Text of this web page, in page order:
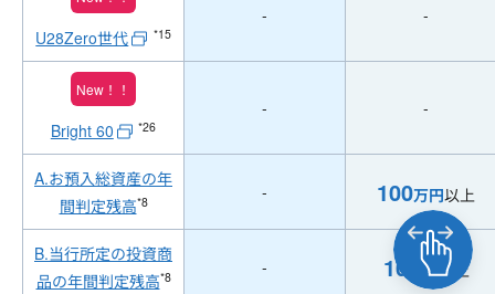
U28Zero世代 *15
- -
New！！
Bright 60 *26
- -
A.お預入総資産の年
間判定残高*8 - 100万円以上
B.当行所定の投資商
品の年間判定残高*8 - 10 万円以上